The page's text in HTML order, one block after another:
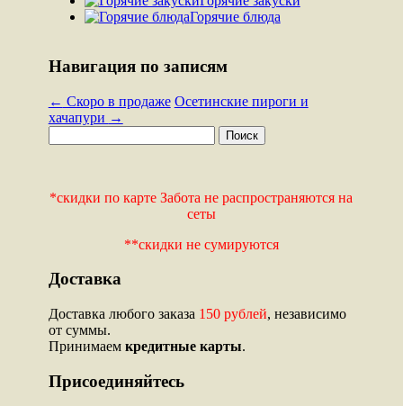
Горячие блюда
Навигация по записям
← Скоро в продаже Осетинские пироги и
хачапури →
*скидки по карте Забота не распространяются на
сеты
**скидки не сумируются
Доставка
Доставка любого заказа 150 рублей, независимо
от суммы.
Принимаем кредитные карты.
Присоединяйтесь